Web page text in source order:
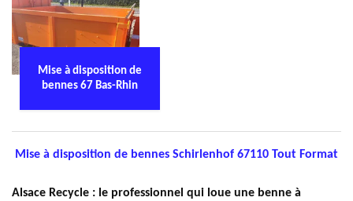
Mise à disposition de
bennes 67 Bas-Rhin
Mise à disposition de bennes Schirlenhof 67110 Tout Format
Alsace Recycle : le professionnel qui loue une benne à